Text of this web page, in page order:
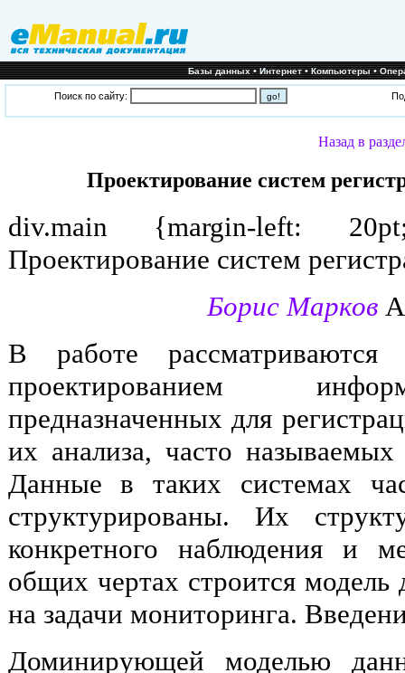
Базы данных•Интернет•Компьютеры•
Поиск по сайту:
Назад в
Проектирование систем
div.main {margin-left:
Проектирование систем
Борис Марков
В работе
проектированием
предназначенных для
их анализа, часто
Данные в таких системах
структурированы. Их
конкретного наблюдения и
общих чертах строится
на задачи мониторинга.
Доминирующей моделью